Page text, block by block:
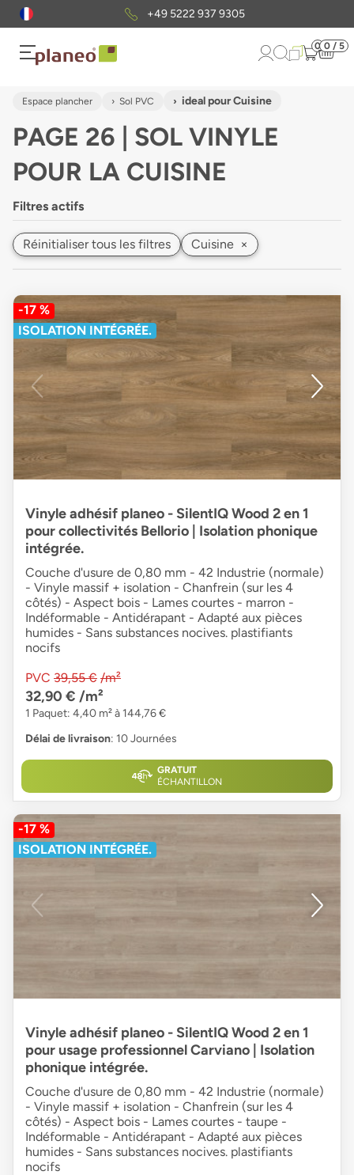
Envoi gratuit d'échantillons
0 0 / 5
Espace plancher Sol PVC ideal pour Cuisine
PAGE 26 | SOL VINYLE
POUR LA CUISINE
Filtres actifs
Réinitialiser tous les filtres Cuisine ×
-17 %
ISOLATION INTÉGRÉE.
Vinyle adhésif planeo - SilentIQ Wood 2 en 1
pour collectivités Bellorio | Isolation phonique
intégrée.
Couche d'usure de 0,80 mm - 42 Industrie (normale)
- Vinyle massif + isolation - Chanfrein (sur les 4
côtés) - Aspect bois - Lames courtes - marron -
Indéformable - Antidérapant - Adapté aux pièces
humides - Sans substances nocives. plastifiants
nocifs
PVC 39,55 € /m²
32,90 € /m²
1 Paquet: 4,40 m² à 144,76 €
Délai de livraison: 10 Journées
GRATUIT
ÉCHANTILLON
-17 %
ISOLATION INTÉGRÉE.
Vinyle adhésif planeo - SilentIQ Wood 2 en 1
pour usage professionnel Carviano | Isolation
phonique intégrée.
Couche d'usure de 0,80 mm - 42 Industrie (normale)
- Vinyle massif + isolation - Chanfrein (sur les 4
côtés) - Aspect bois - Lames courtes - taupe -
Indéformable - Antidérapant - Adapté aux pièces
humides - Sans substances nocives. plastifiants
nocifs